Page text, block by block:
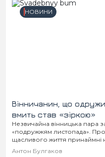
НОВИНИ
Вінничанин, що
вмить став «зіркою»
Незвичайна вінницька пара
«подружжям листопада».
щасливого життя принаймні
відсутністю фото чоловіка з
Антон Булгаков